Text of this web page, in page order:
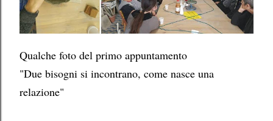
Qualche foto del primo appuntamento
"Due bisogni si incontrano, come nasce una
relazione"